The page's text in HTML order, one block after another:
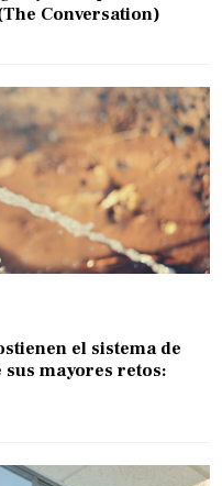
Conversation)
el sistema de
sus mayores retos: